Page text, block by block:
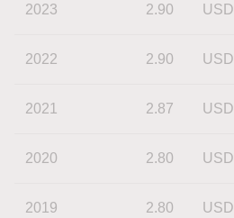
2023 2.90 USD
2022 2.90 USD
2021 2.87 USD
2020 2.80 USD
2019 2.80 USD